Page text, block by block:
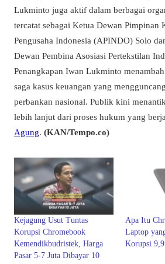
Lukminto juga aktif dalam berbagai
tercatat sebagai Ketua Dewan Pimpinan
Pengusaha Indonesia (APINDO) Solo
Dewan Pembina Asosiasi Pertekstilan
Penangkapan Iwan Lukminto
saga kasus keuangan yang
perbankan nasional. Publik kini
lebih lanjut dari proses hukum yang
Agung. (KAN/Tempo.co)
Kejagung Usut Tuntas
Korupsi Chromebook
Kemendikbudristek, Harga
Pasar 5-7 Juta Dibayar 10
Apa Itu
Laptop
Korupsi